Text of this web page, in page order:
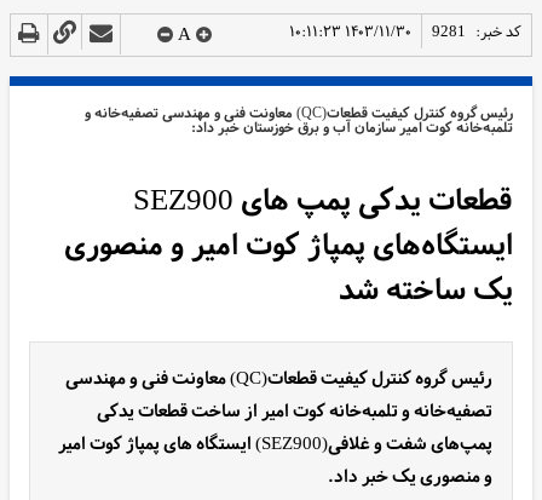
کد خبر: 9281 ۱۴۰۳/۱۱/۳۰ ۱۰:۱۱:۲۳ A
رئیس گروه کنترل کیفیت قطعات(QC) معاونت فنی و مهندسی تصفیه‌خانه و
تلمبه‌خانه کوت امیر سازمان آب و برق خوزستان خبر داد:
قطعات یدکی پمپ های SEZ900
ایستگاه‌های پمپاژ کوت امیر و منصوری
یک ساخته شد
رئیس گروه کنترل کیفیت قطعات(QC) معاونت فنی و مهندسی
تصفیه‌خانه و تلمبه‌خانه کوت امیر از ساخت قطعات یدکی
پمپ‌های شفت و غلافی(SEZ900) ایستگاه های پمپاژ کوت امیر
و منصوری یک خبر داد.